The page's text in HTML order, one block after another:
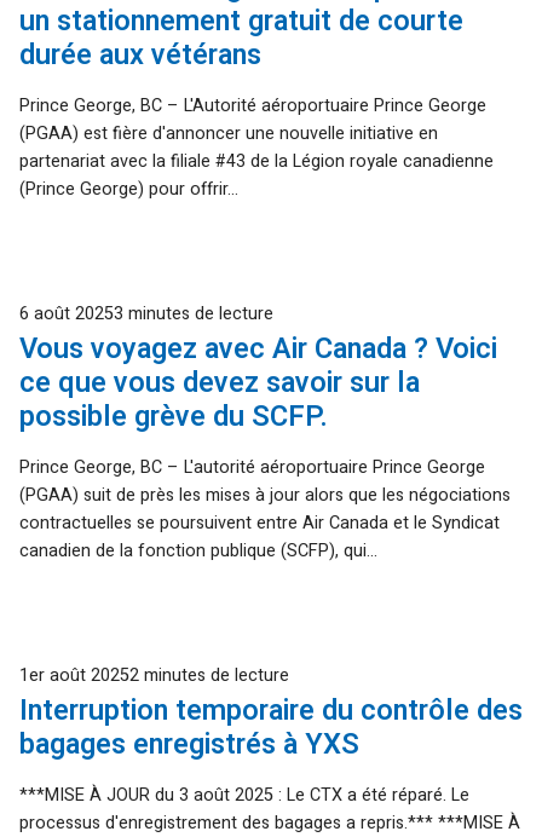
un stationnement gratuit de courte
durée aux vétérans
Prince George, BC – L'Autorité aéroportuaire Prince George
(PGAA) est fière d'annoncer une nouvelle initiative en
partenariat avec la filiale #43 de la Légion royale canadienne
(Prince George) pour offrir...
Publié
6 août 20253 minutes de lecture
Vous voyagez avec Air Canada ? Voici
ce que vous devez savoir sur la
possible grève du SCFP.
Prince George, BC – L'autorité aéroportuaire Prince George
(PGAA) suit de près les mises à jour alors que les négociations
contractuelles se poursuivent entre Air Canada et le Syndicat
canadien de la fonction publique (SCFP), qui...
Publié
1er août 20252 minutes de lecture
Interruption temporaire du contrôle des
bagages enregistrés à YXS
***MISE À JOUR du 3 août 2025 : Le CTX a été réparé. Le
processus d'enregistrement des bagages a repris.*** ***MISE À